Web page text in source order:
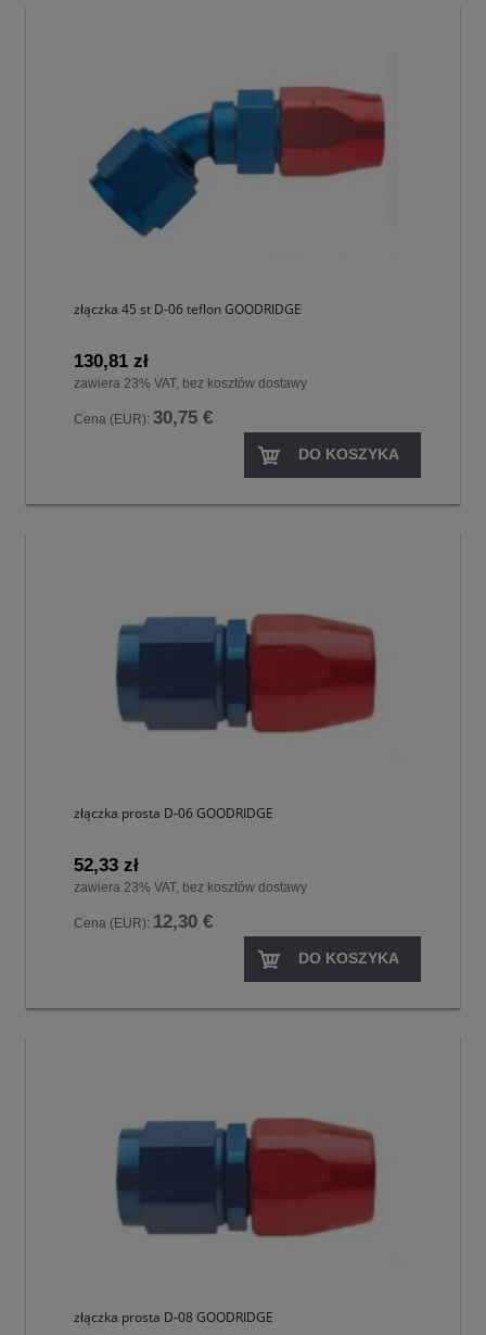
złączka 45 st D-06 teflon GOODRIDGE
130,81 zł
zawiera 23% VAT, bez kosztów dostawy
Cena (EUR): 30,75 €
DO KOSZYKA
złączka prosta D-06 GOODRIDGE
52,33 zł
zawiera 23% VAT, bez kosztów dostawy
Cena (EUR): 12,30 €
DO KOSZYKA
złączka prosta D-08 GOODRIDGE